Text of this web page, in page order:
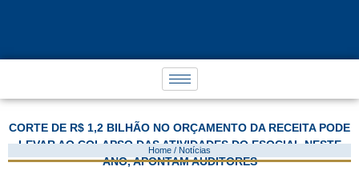
CORTE DE R$ 1,2 BILHÃO NO ORÇAMENTO DA RECEITA PODE
LEVAR AO COLAPSO DAS ATIVIDADES DO ESOCIAL NESTE
ANO, APONTAM AUDITORES
Home / Notícias